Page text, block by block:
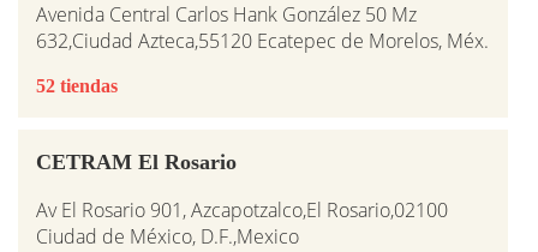
Avenida Central Carlos Hank González 50 Mz
632,Ciudad Azteca,55120 Ecatepec de Morelos, Méx.
52 tiendas
CETRAM El Rosario
Av El Rosario 901, Azcapotzalco,El Rosario,02100
Ciudad de México, D.F.,Mexico